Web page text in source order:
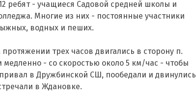
ребят - учащиеся Садовой средней школы и
Многие из них - постоянные участники
водных и пеших.
трех часов двигались в сторону п.
- со скоростью около 5 км/час - чтобы
в Дружбинской СШ, пообедали и двинулись
в Ждановке.